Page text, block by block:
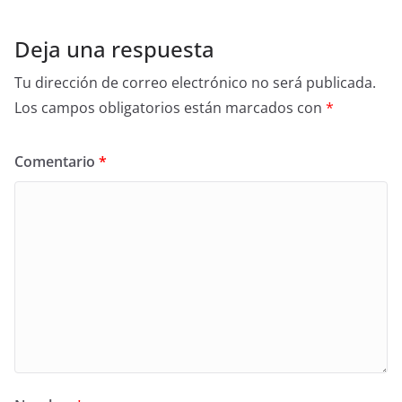
Deja una respuesta
Tu dirección de correo electrónico no será publicada.
Los campos obligatorios están marcados con *
Comentario *